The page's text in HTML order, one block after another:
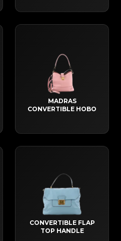
MADRAS
CONVERTIBLE HOBO
CONVERTIBLE FLAP
TOP HANDLE